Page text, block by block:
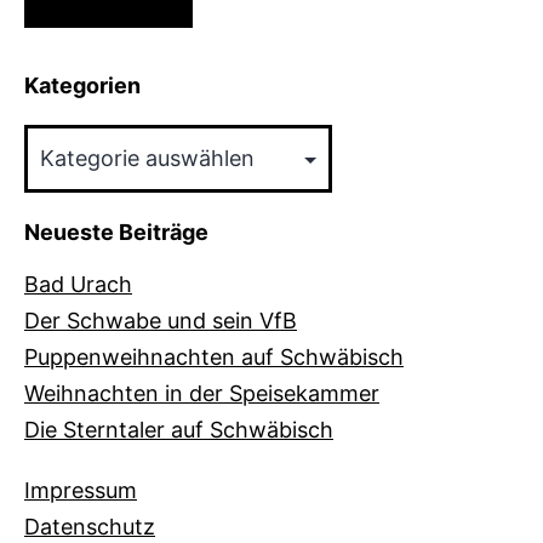
Kategorien
Neueste Beiträge
Bad Urach
Der Schwabe und sein VfB
Puppenweihnachten auf Schwäbisch
Weihnachten in der Speisekammer
Die Sterntaler auf Schwäbisch
Impressum
Datenschutz